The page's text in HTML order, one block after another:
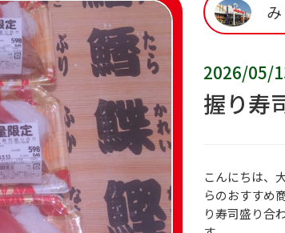
2026/05/
握り寿
こんにちは、
らのおすすめ
り寿司盛り合